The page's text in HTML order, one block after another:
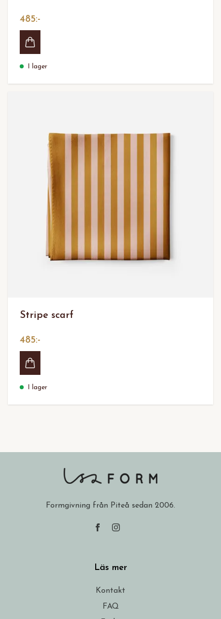
485:-
I lager
Stripe scarf
485:-
I lager
Formgivning från Piteå sedan 2006.
Läs mer
Kontakt
FAQ